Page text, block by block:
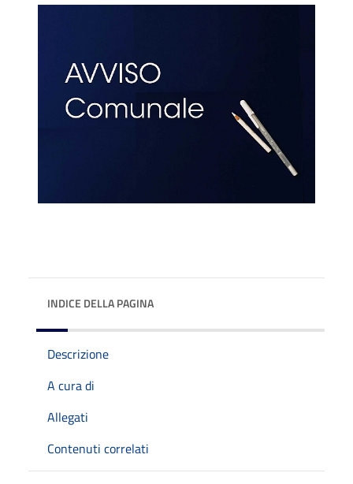
INDICE DELLA PAGINA
Descrizione
A cura di
Allegati
Contenuti correlati